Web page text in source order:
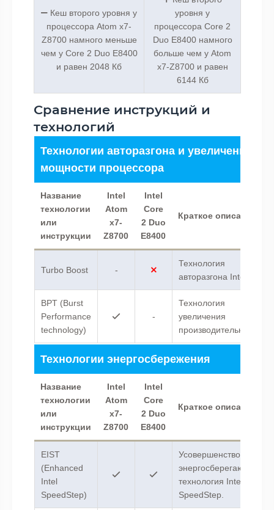
Кеш второго уровня у
процессора Atom x7-
Z8700 намного меньше
чем у Core 2 Duo E8400
и равен 2048 Кб
уровня у
процессора Core 2
Duo E8400 намного
больше чем у Atom
x7-Z8700 и равен
6144 Кб
Сравнение инструкций и
технологий
Технологии авторазгона и увеличения
мощности процессора
Название
технологии
или
инструкции
Intel
Atom
x7-
Z8700
Intel
Core
2 Duo
E8400
Краткое описание
Turbo Boost -
Технология
авторазгона Intel.
BPT (Burst
Performance
technology)
-
Технология
увеличения
производительности.
Технологии энергосбережения
Название
технологии
или
инструкции
Intel
Atom
x7-
Z8700
Intel
Core
2 Duo
E8400
Краткое описание
EIST
(Enhanced
Intel
SpeedStep)
Усовершенствованная
энергосберегающая
технология Intel
SpeedStep.